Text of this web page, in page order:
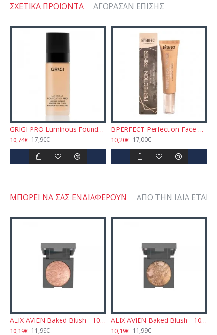
ΣΧΕΤΙΚΆ ΠΡΟΙΌΝΤΑ ΑΓΌΡΑΣΑΝ ΕΠΊΣΗΣ
GRIGI PRO Luminous Foundation - Ivory N.26 30gr
10,74€ 17,90€
BPERFECT Perfection Face Primer Illuminating - Rose Glow 35ml
10,20€ 17,00€
ΜΠΟΡΕΊ ΝΑ ΣΑΣ ΕΝΔΙΑΦΈΡΟΥΝ ΑΠΌ ΤΗΝ ΊΔΙΑ
ALIX AVIEN Baked Blush - 103 Sparkling Cinnamon 11gr
10,19€ 11,99€
ALIX AVIEN Baked Blush - 104 Dazzling Chocolate 11gr
10,19€ 11,99€